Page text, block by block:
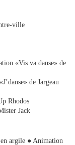
ville
«Vis va danse» de
de Jargeau
Rhodos
Jack
argile ● Animation